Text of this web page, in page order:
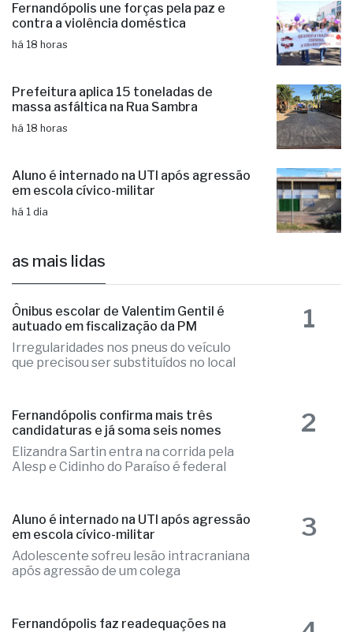
Fernandópolis une forças pela paz e
contra a violência doméstica
há 18 horas
Prefeitura aplica 15 toneladas de
massa asfáltica na Rua Sambra
há 18 horas
Aluno é internado na UTI após agressão
em escola cívico-militar
há 1 dia
as mais lidas
Ônibus escolar de Valentim Gentil é
autuado em fiscalização da PM
Irregularidades nos pneus do veículo
que precisou ser substituídos no local
1
Fernandópolis confirma mais três
candidaturas e já soma seis nomes
Elizandra Sartin entra na corrida pela
Alesp e Cidinho do Paraíso é federal
2
Aluno é internado na UTI após agressão
em escola cívico-militar
Adolescente sofreu lesão intracraniana
após agressão de um colega
3
Fernandópolis faz readequações na